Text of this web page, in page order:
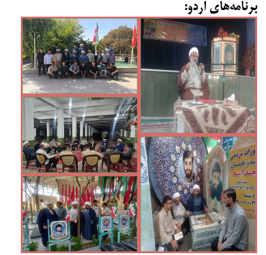
برنامه‌های اردو: